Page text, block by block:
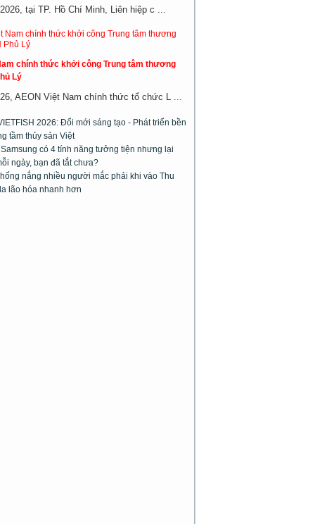
tại TP. Hồ Chí Minh, Liên hiệp c ...
chính thức khởi công Trung tâm thương
Lý
AEON Việt Nam chính thức tổ chức L ...
2026: Đổi mới sáng tạo - Phát triển bền
tầm thủy sản Việt
có 4 tính năng tưởng tiện nhưng lại
ngày, bạn đã tắt chưa?
nắng nhiều người mắc phải khi vào Thu
lão hóa nhanh hơn